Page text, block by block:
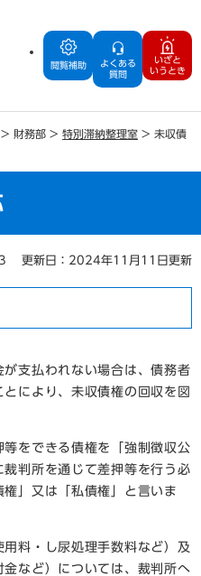
閲覧補助
よくある
質問
いざと
いうとき
> 財務部 > 特別滞納整理室 > 未収債
更新日：2024年11月11日更新
支払われない場合は、債務者
により、未収債権の回収を図
をできる債権を「強制徴収公
判所を通じて差押等を行う必
」又は「私債権」と言いま
料・し尿処理手数料など）及
など）については、裁判所へ